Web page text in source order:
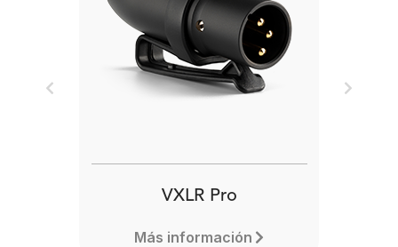
VXLR Pro
Más información
Previous Next